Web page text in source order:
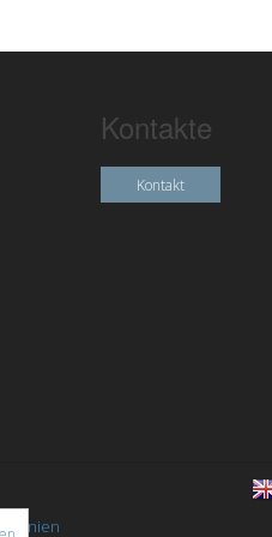
Kontakte
Kontakt